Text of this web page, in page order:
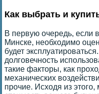
Как выбрать и
В первую очередь, если
Минске, необходимо
будет
долговечность
такие факторы, как
механических
прочие. Исходя из